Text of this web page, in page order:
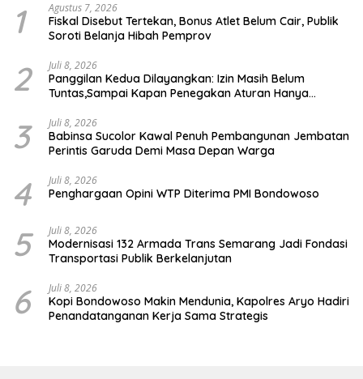
1 Agustus 7, 2026
Fiskal Disebut Tertekan, Bonus Atlet Belum Cair, Publik
Soroti Belanja Hibah Pemprov
2 Juli 8, 2026
Panggilan Kedua Dilayangkan: Izin Masih Belum
Tuntas,Sampai Kapan Penegakan Aturan Hanya
3 Juli 8, 2026
Babinsa Sucolor Kawal Penuh Pembangunan Jembatan
Perintis Garuda Demi Masa Depan Warga
4 Juli 8, 2026
Penghargaan Opini WTP Diterima PMI Bondowoso
5 Juli 8, 2026
Modernisasi 132 Armada Trans Semarang Jadi Fondasi
Transportasi Publik Berkelanjutan
6 Juli 8, 2026
Kopi Bondowoso Makin Mendunia, Kapolres Aryo Hadiri
Penandatanganan Kerja Sama Strategis